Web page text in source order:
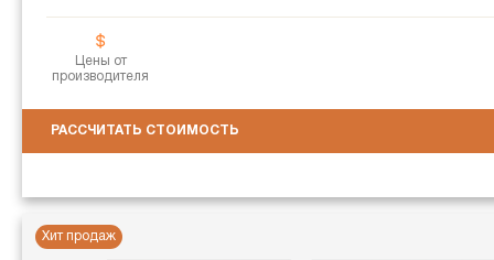
Цены от
производителя
РАССЧИТАТЬ СТОИМОСТЬ
Хит продаж